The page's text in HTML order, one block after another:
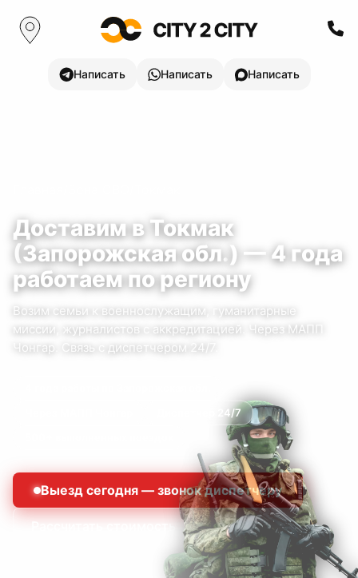
Написать Написать Написать
Доставим вТокмак
(Запорожская обл.) —4года
работаем по региону
Возим семьи к военнослужащим, гуманитарные
миссии, журналистов с аккредитацией.
Через МАПП
Чонгар.
Связь с диспетчером 24/7.
Диспетчер 24/7
Выезд сегодня — звонок диспетчеру